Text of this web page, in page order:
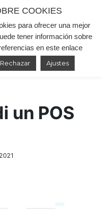
un POS
COOKIES
para ofrecer una mejor
tener información sobre
en este enlace
Rechazar Ajustes